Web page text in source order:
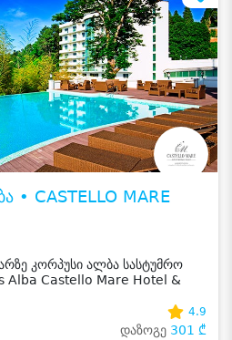
• CASTELLO MARE
კორპუსი ალბა სასტუმრო
Alba Castello Mare Hotel &
4.9
დაზოგე 301 ₾